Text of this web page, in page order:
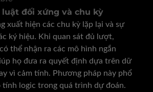
đối xứng và chu kỳ
xuất hiện các chu kỳ lặp lại và sự
ký hiệu. Khi quan sát đủ lượt,
thể nhận ra các mô hình ngắn
họ đưa ra quyết định dựa trên dữ
vì cảm tính. Phương pháp này phổ
tính logic trong quá trình dự đoán.